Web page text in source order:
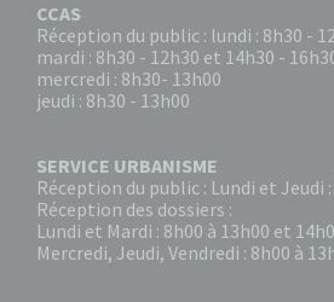
CCAS
Réception du public : lundi : 8h30 -
mardi : 8h30 - 12h30 et 14h30 -
mercredi : 8h30- 13h00
jeudi : 8h30 - 13h00
SERVICE URBANISME
Réception du public : Lundi et Jeudi
Réception des dossiers :
Lundi et Mardi : 8h00 à 13h00 et
Mercredi, Jeudi, Vendredi : 8h00 à